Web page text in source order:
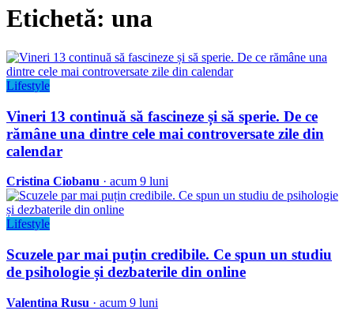
Etichetă: una
Lifestyle
Vineri 13 continuă să fascineze și să sperie. De ce
rămâne una dintre cele mai controversate zile din
calendar
Cristina Ciobanu · acum 9 luni
Lifestyle
Scuzele par mai puțin credibile. Ce spun un studiu
de psihologie și dezbaterile din online
Valentina Rusu · acum 9 luni